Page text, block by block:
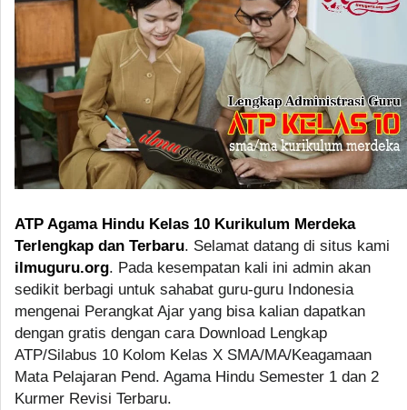
ATP Agama Hindu Kelas 10 Kurikulum Merdeka
Terlengkap dan Terbaru. Selamat datang di situs kami
ilmuguru.org. Pada kesempatan kali ini admin akan
sedikit berbagi untuk sahabat guru-guru Indonesia
mengenai Perangkat Ajar yang bisa kalian dapatkan
dengan gratis dengan cara Download Lengkap
ATP/Silabus 10 Kolom Kelas X SMA/MA/Keagamaan
Mata Pelajaran Pend. Agama Hindu Semester 1 dan 2
Kurmer Revisi Terbaru.